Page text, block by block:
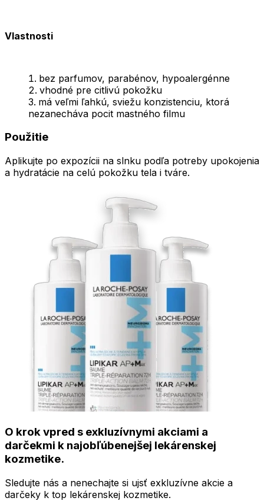
Vlastnosti
bez parfumov, parabénov, hypoalergénne
vhodné pre citlivú pokožku
má veľmi ľahkú, sviežu konzistenciu, ktorá
nezanecháva pocit mastného filmu
Použitie
Aplikujte po expozícii na slnku podľa potreby upokojenia
a hydratácie na celú pokožku tela i tváre.
O krok vpred s exkluzívnymi akciami a
darčekmi k najobľúbenejšej lekárenskej
kozmetike.
Sledujte nás a nenechajte si ujsť exkluzívne akcie a
darčeky k top lekárenskej kozmetike.